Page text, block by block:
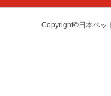
Copyright©日本ペッ